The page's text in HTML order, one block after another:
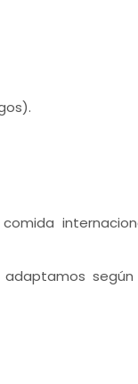
según